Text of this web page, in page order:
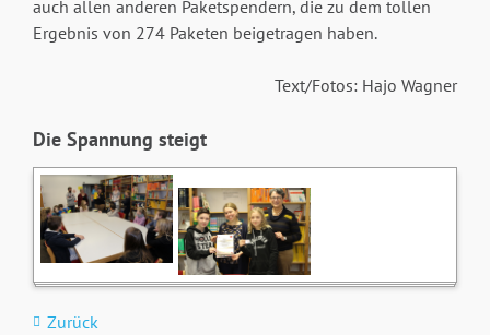
auch allen anderen Paketspendern, die zu dem tollen
Ergebnis von 274 Paketen beigetragen haben.
Text/Fotos: Hajo Wagner
Die Spannung steigt
Zurück